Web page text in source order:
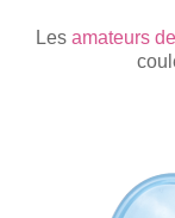
Les amateurs